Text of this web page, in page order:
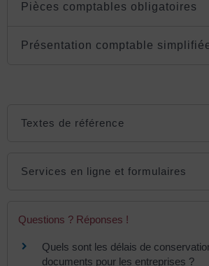
Pièces comptables obligatoires
Présentation comptable
Textes de référence
Services en ligne et formulaires
Questions ? Réponses !
Quels sont les délais de
documents pour les entreprises ?